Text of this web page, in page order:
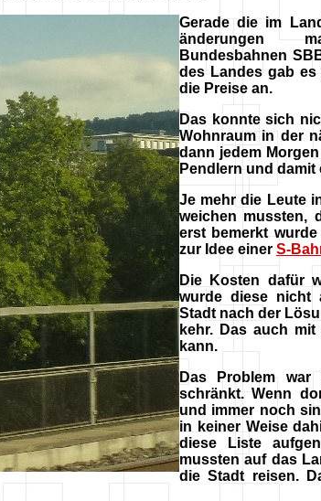
Gerade die im
änderungen
Bundesbahnen
des Landes gab es
die Preise an.
Das konnte sich
Wohnraum in der
dann jedem
Pendlern und
Je mehr die Leute
weichen mussten,
erst bemerkt
zur Idee einer S-
Die Kosten dafür
wurde diese nicht
Stadt nach der
kehr. Das auch mit
kann.
Das Problem
schränkt. Wenn
und immer noch
in keiner Weise
diese Liste
mussten auf das
die Stadt reisen.